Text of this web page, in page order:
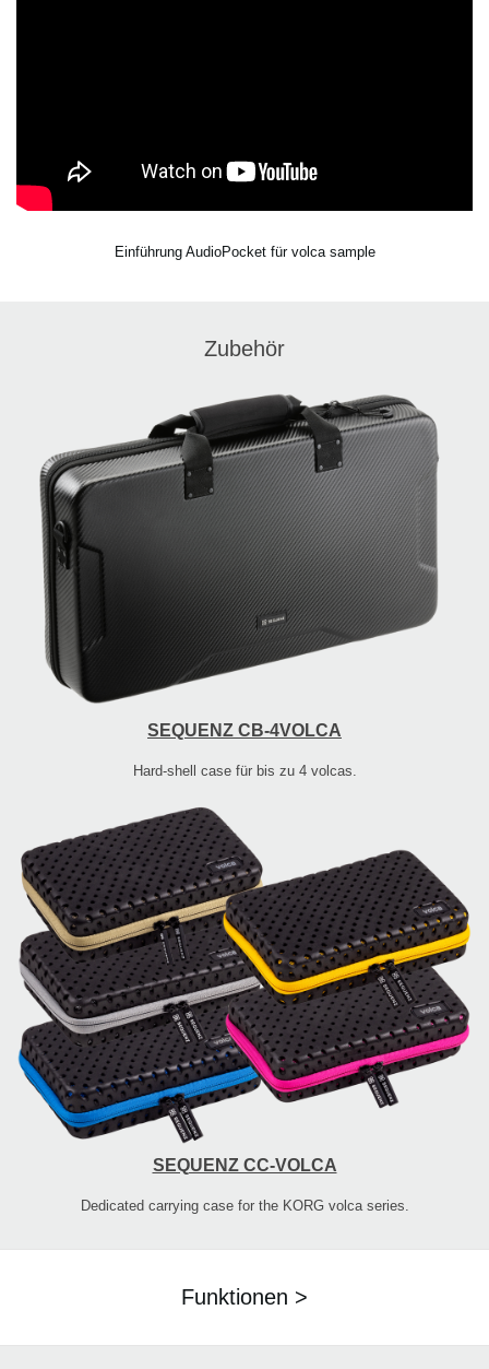
Einführung AudioPocket für volca sample
Zubehör
SEQUENZ CB-4VOLCA
Hard-shell case für bis zu 4 volcas.
SEQUENZ CC-VOLCA
Dedicated carrying case for the KORG volca series.
Funktionen >